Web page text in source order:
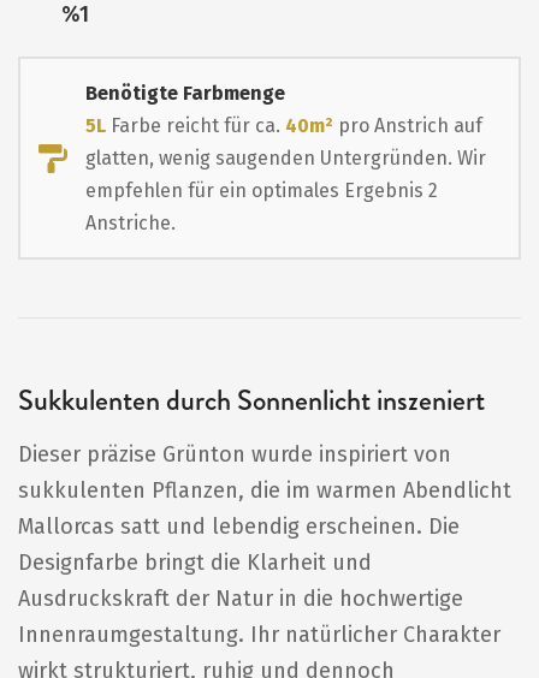
%1
Benötigte Farbmenge
5L Farbe reicht für ca. 40m² pro Anstrich auf
glatten, wenig saugenden Untergründen. Wir
empfehlen für ein optimales Ergebnis 2
Anstriche.
Sukkulenten durch Sonnenlicht inszeniert
Dieser präzise Grünton wurde inspiriert von
sukkulenten Pflanzen, die im warmen Abendlicht
Mallorcas satt und lebendig erscheinen. Die
Designfarbe bringt die Klarheit und
Ausdruckskraft der Natur in die hochwertige
Innenraumgestaltung. Ihr natürlicher Charakter
wirkt strukturiert, ruhig und dennoch